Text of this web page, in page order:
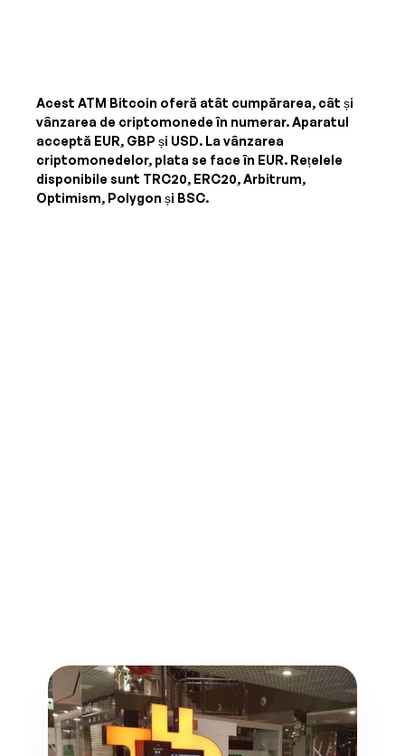
Acest ATM Bitcoin oferă atât cumpărarea, cât și
vânzarea de criptomonede în numerar. Aparatul
acceptă EUR, GBP și USD. La vânzarea
criptomonedelor, plata se face în EUR. Rețelele
disponibile sunt TRC20, ERC20, Arbitrum,
Optimism, Polygon și BSC.